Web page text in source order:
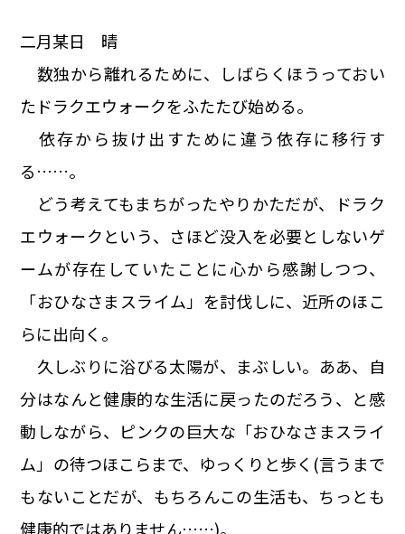
二月某日 晴
数独から離れるために、しばらくほうっておい
たドラクエウォークをふたたび始める。
依存から抜け出すために違う依存に移行す
る……。
どう考えてもまちがったやりかただが、ドラク
エウォークという、さほど没入を必要としないゲ
ームが存在していたことに心から感謝しつつ、
「おひなさまスライム」を討伐しに、近所のほこ
らに出向く。
久しぶりに浴びる太陽が、まぶしい。ああ、自
分はなんと健康的な生活に戻ったのだろう、と感
動しながら、ピンクの巨大な「おひなさまスライ
ム」の待つほこらまで、ゆっくりと歩く(言うまで
もないことだが、もちろんこの生活も、ちっとも
健康的ではありません……)。